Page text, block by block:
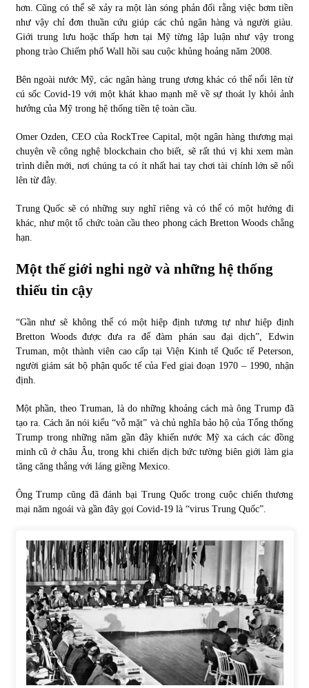
hơn. Cũng có thể sẽ xảy ra một làn sóng phản đối rằng việc bơm tiền
như vậy chỉ đơn thuần cứu giúp các chủ ngân hàng và người giàu.
Giới trung lưu hoặc thấp hơn tại Mỹ từng lập luận như vậy trong
phong trào Chiếm phố Wall hồi sau cuộc khủng hoảng năm 2008.
Bên ngoài nước Mỹ, các ngân hàng trung ương khác có thể nổi lên từ
cú sốc Covid-19 với một khát khao mạnh mẽ về sự thoát ly khỏi ảnh
hưởng của Mỹ trong hệ thống tiền tệ toàn cầu.
Omer Ozden, CEO của RockTree Capital, một ngân hàng thương mại
chuyên về công nghệ blockchain cho biết, sẽ rất thú vị khi xem màn
trình diễn mới, nơi chúng ta có ít nhất hai tay chơi tài chính lớn sẽ nổi
lên từ đây.
Trung Quốc sẽ có những suy nghĩ riêng và có thể có một hướng đi
khác, như một tổ chức toàn cầu theo phong cách Bretton Woods chẳng
hạn.
Một thế giới nghi ngờ và những hệ thống
thiếu tin cậy
“Gần như sẽ không thể có một hiệp định tương tự như hiệp định
Bretton Woods được đưa ra để đàm phán sau đại dịch”, Edwin
Truman, một thành viên cao cấp tại Viện Kinh tế Quốc tế Peterson,
người giám sát bộ phận quốc tế của Fed giai đoạn 1970 – 1990, nhận
định.
Một phần, theo Truman, là do những khoảng cách mà ông Trump đã
tạo ra. Cách ăn nói kiểu “vỗ mặt” và chủ nghĩa bảo hộ của Tổng thống
Trump trong những năm gần đây khiến nước Mỹ xa cách các đồng
minh cũ ở châu Âu, trong khi chiến dịch bức tường biên giới làm gia
tăng căng thẳng với láng giềng Mexico.
Ông Trump cũng đã đánh bại Trung Quốc trong cuộc chiến thương
mại năm ngoái và gần đây gọi Covid-19 là “virus Trung Quốc”.